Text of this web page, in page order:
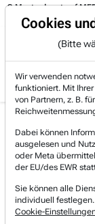
auf MEDPACE.
Acuity Aktie
Nachrichten
[WKN:
Vorbörsliche
Cookies
(Bitte
Wir verwenden
funktioniert. Mit
von Partnern, z. B.
Dabei können
ausgelesen und
oder Meta
der EU/des EWR
Sie können alle
individuell
Cookie-